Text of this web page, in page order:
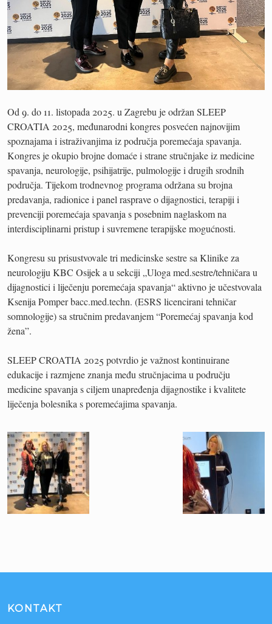
Od 9. do 11. listopada 2025. u Zagrebu je održan SLEEP
CROATIA 2025, međunarodni kongres posvećen najnovijim
spoznajama i istraživanjima iz područja poremećaja spavanja.
Kongres je okupio brojne domaće i strane stručnjake iz medicine
spavanja, neurologije, psihijatrije, pulmologije i drugih srodnih
područja. Tijekom trodnevnog programa održana su brojna
predavanja, radionice i panel rasprave o dijagnostici, terapiji i
prevenciji poremećaja spavanja s posebnim naglaskom na
interdisciplinarni pristup i suvremene terapijske mogućnosti.
Kongresu su prisustvovale tri medicinske sestre sa Klinike za
neurologiju KBC Osijek a u sekciji „Uloga med.sestre/tehničara u
dijagnostici i liječenju poremećaja spavanja“ aktivno je učestvovala
Ksenija Pomper bacc.med.techn. (ESRS licencirani tehničar
somnologije) sa stručnim predavanjem “Poremećaj spavanja kod
žena”.
SLEEP CROATIA 2025 potvrdio je važnost kontinuirane
edukacije i razmjene znanja među stručnjacima u području
medicine spavanja s ciljem unapređenja dijagnostike i kvalitete
liječenja bolesnika s poremećajima spavanja.
KONTAKT